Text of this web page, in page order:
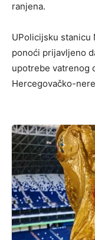
ranjena.
UPolicijsku stanicu
ponoći prijavljeno
upotrebe vatrenog
Hercegovačko-